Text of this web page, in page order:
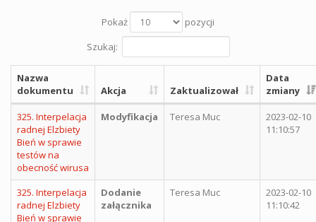
Pokaż
pozycji
Szukaj:
Nazwa
dokumentu
Akcja Zaktualizował
Data
zmiany
325. Interpelacja
radnej Elzbiety
Bień w sprawie
testów na
obecność wirusa
Modyfikacja Teresa Muc
2023-02-10
11:10:57
325. Interpelacja
radnej Elzbiety
Bień w sprawie
Dodanie
załącznika
Teresa Muc
2023-02-10
11:10:42